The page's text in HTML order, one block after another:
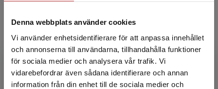
Denna webbplats använder cookies
Vi använder enhetsidentifierare för att anpassa innehållet
och annonserna till användarna, tillhandahålla funktioner
för sociala medier och analysera vår trafik. Vi
vidarebefordrar även sådana identifierare och annan
information från din enhet till de sociala medier och
Begränsad fraktregion
Fredrik Zimmerman
Fredrik Zimmerman är fil. dr. i barn och
ungdomsvetenskap och är lektor vid sektionen
för förskollärar- och lärarutbildning på
Högskolan i Borås. H...